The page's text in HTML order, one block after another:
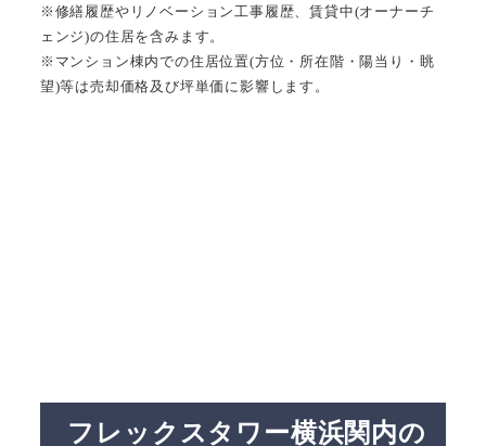
※修繕履歴やリノベーション工事履歴、賃貸中(オーナーチ
ェンジ)の住居を含みます。
※マンション棟内での住居位置(方位・所在階・陽当り・眺
望)等は売却価格及び坪単価に影響します。
フレックスタワー横浜関内の